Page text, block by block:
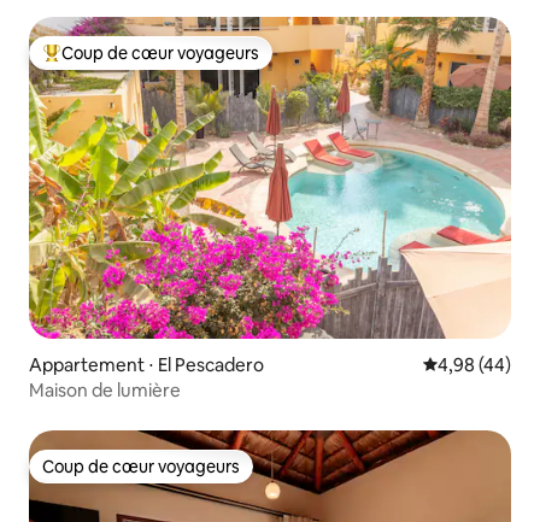
Coups de cœur voyageurs les plus appréciés
Coup de cœur voyageurs
Appartement ⋅ El Pescadero Évaluation
4,98 (44)
Maison de lumière
Coup de cœur voyageurs
Coup de cœur voyageurs